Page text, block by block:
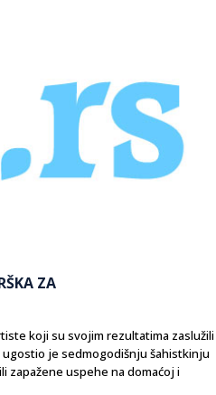
ZA
koji su svojim rezultatima zaslužili
je sedmogodišnju šahistkinju
zapažene uspehe na domaćoj i